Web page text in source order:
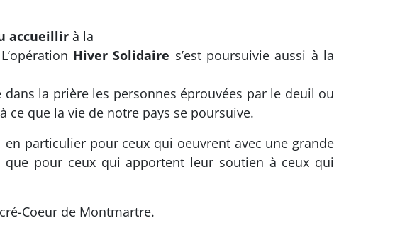
accueillir à la
Hiver Solidaire s’est poursuivie aussi à la
la prière les personnes éprouvées par le deuil ou
que la vie de notre pays se poursuive.
particulier pour ceux qui oeuvrent avec une grande
pour ceux qui apportent leur soutien à ceux qui
Coeur de Montmartre.